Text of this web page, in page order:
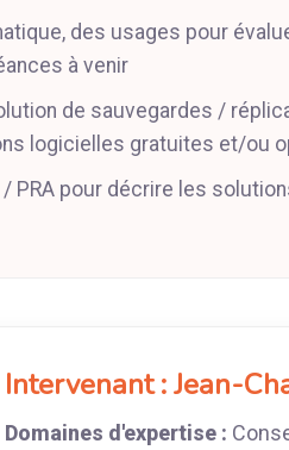
des usages pour
à venir
de sauvegardes /
logicielles gratuites et/ou
/ PRA pour décrire les
Intervenant :Jean-
Domaines d'expertise :